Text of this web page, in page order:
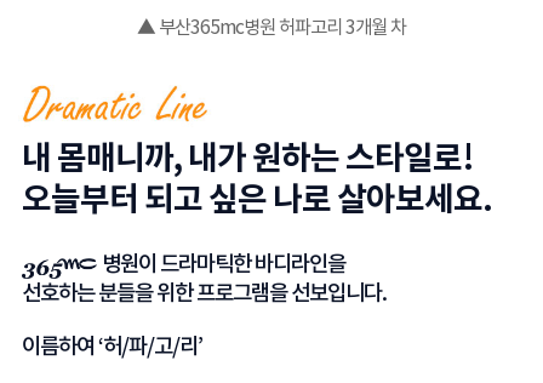
내 몸매니까, 내가 원하는 스타일로!
오늘부터 되고 싶은 나로 살아보세요.
병원이 드라마틱한 바디라인을
선호하는 분들을 위한 프로그램을 선보입니다.
이름하여‘허/파/고/리’